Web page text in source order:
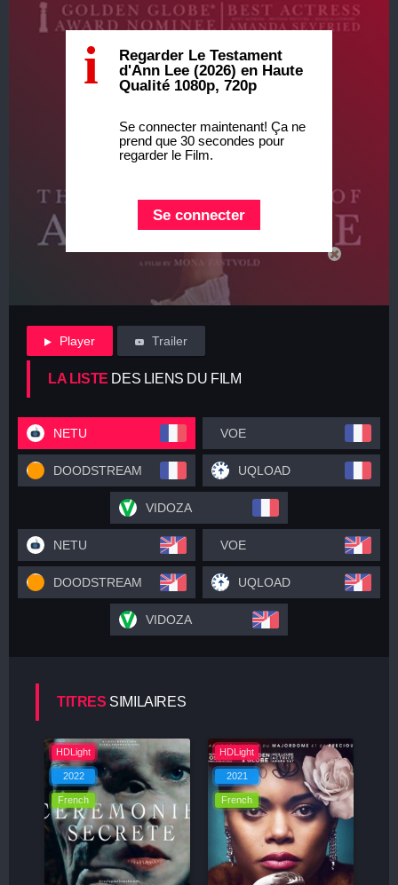
i
Regarder Le Testament
d'Ann Lee (2026) en Haute
Qualité 1080p, 720p
Se connecter maintenant! Ça ne
prend que 30 secondes pour
regarder le Film.
Se connecter
Player Trailer
LA LISTE DES LIENS DU FILM
NETU VOE
DOODSTREAM UQLOAD
VIDOZA
NETU VOE
DOODSTREAM UQLOAD
VIDOZA
TITRES SIMILAIRES
HDLight
2022
French
HDLight
2021
French